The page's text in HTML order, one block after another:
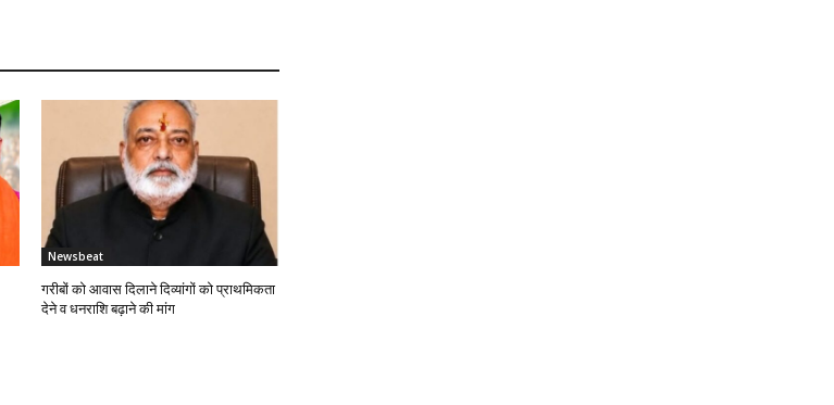
Newsbeat
गरीबों को आवास दिलाने दिव्यांगों को प्राथमिकता
देने व धनराशि बढ़ाने की मांग